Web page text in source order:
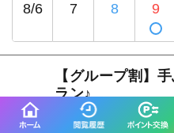
8/6 7 8 9
乗合
【グループ割】
ラン♪
11,000 円/人